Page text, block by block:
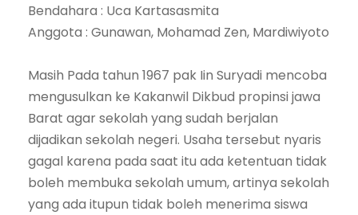
Bendahara : Uca Kartasasmita
Anggota : Gunawan, Mohamad Zen, Mardiwiyoto
Masih Pada tahun 1967 pak Iin Suryadi mencoba
mengusulkan ke Kakanwil Dikbud propinsi jawa
Barat agar sekolah yang sudah berjalan
dijadikan sekolah negeri. Usaha tersebut nyaris
gagal karena pada saat itu ada ketentuan tidak
boleh membuka sekolah umum, artinya sekolah
yang ada itupun tidak boleh menerima siswa